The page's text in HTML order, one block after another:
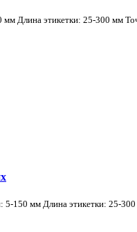
Длина этикетки: 25-300 мм
150 мм Длина этикетки: 25-